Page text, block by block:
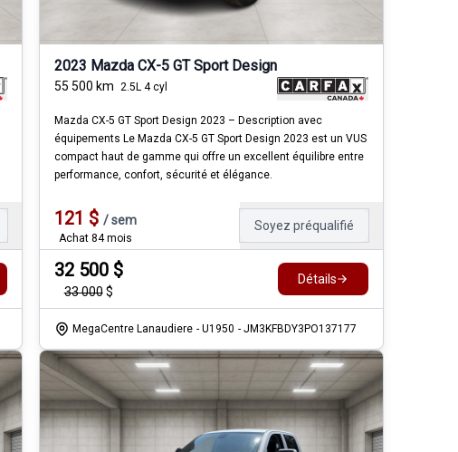
2023 Mazda CX-5 GT Sport Design
55 500 km 2.5L 4 cyl
Mazda CX-5 GT Sport Design 2023 – Description avec
équipements Le Mazda CX-5 GT Sport Design 2023 est un VUS
compact haut de gamme qui offre un excellent équilibre entre
performance, confort, sécurité et élégance.
121 $ / sem
Achat 84 mois
Soyez préqualifié
32 500$
33 000$
Détails
MegaCentre Lanaudiere - U1950 - JM3KFBDY3PO137177